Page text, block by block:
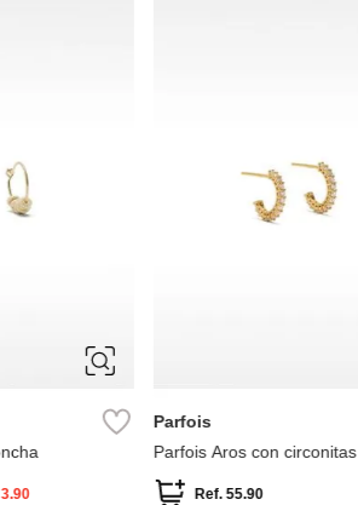
3.90
Parfois
Parfois Aros con circonitas
Ref. 55.90